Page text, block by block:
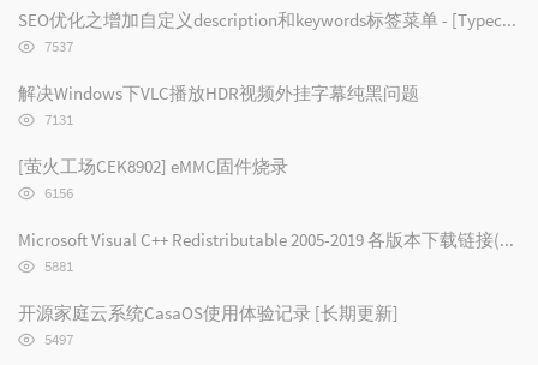
文
评
文
SEO优化之增加自定义description和keywords标签菜单 - [Typecho/Handsome]
浏
次
数:
7537
解决Windows下VLC播放HDR视频外挂字幕纯黑问题
浏
次
数:
7131
[萤火工场CEK8902] eMMC固件烧录
浏
数:
6156
Microsoft Visual C++ Redistributable 2005-2019 各版本下载链接(2019/2017/2015/2013/2012/2010/2008/2005)
浏
次
数:
5881
开源家庭云系统CasaOS使用体验记录 [长期更新]
浏
5497